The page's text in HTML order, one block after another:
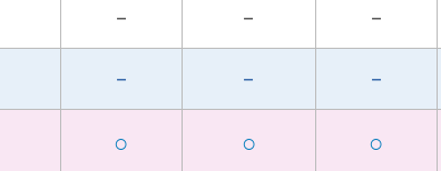
－ － －
－ － －
○ ○ ○